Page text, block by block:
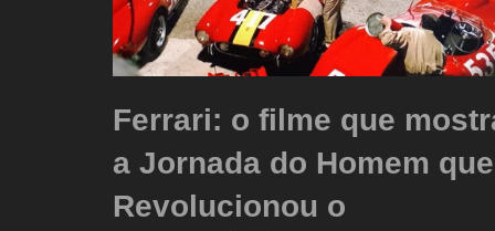
Ferrari: o filme que
a Jornada do Homem que
Revolucionou o